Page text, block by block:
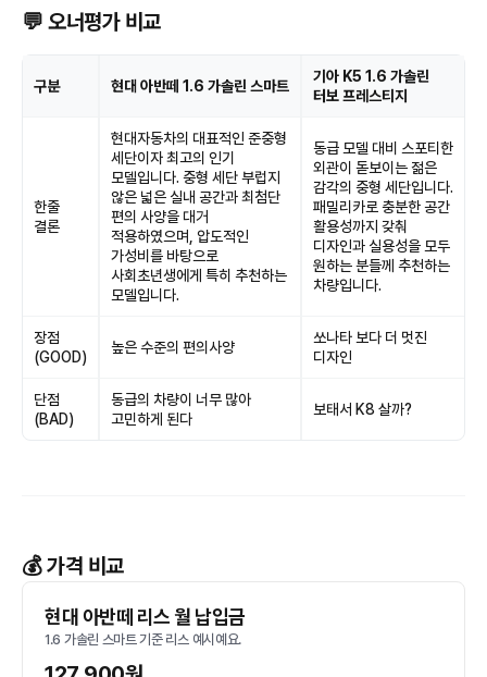
💬 오너평가 비교
구분 현대 아반떼 1.6 가솔린 스마트
기아 K5 1.6 가솔린
터보 프레스티지
한줄
결론
현대자동차의 대표적인 준중형
세단이자 최고의 인기
모델입니다. 중형 세단 부럽지
않은 넓은 실내 공간과 최첨단
편의 사양을 대거
적용하였으며, 압도적인
가성비를 바탕으로
사회초년생에게 특히 추천하는
모델입니다.
동급 모델 대비 스포티한
외관이 돋보이는 젊은
감각의 중형 세단입니다.
패밀리카로 충분한 공간
활용성까지 갖춰
디자인과 실용성을 모두
원하는 분들께 추천하는
차량입니다.
장점
(GOOD)
높은 수준의 편의사양
쏘나타 보다 더 멋진
디자인
단점
(BAD)
동급의 차량이 너무 많아
고민하게 된다
보태서 K8 살까?
💰 가격 비교
현대 아반떼 리스 월 납입금
1.6 가솔린 스마트 기준 리스 예시예요.